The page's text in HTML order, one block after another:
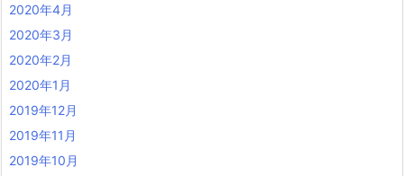
2020年4月
2020年3月
2020年2月
2020年1月
2019年12月
2019年11月
2019年10月